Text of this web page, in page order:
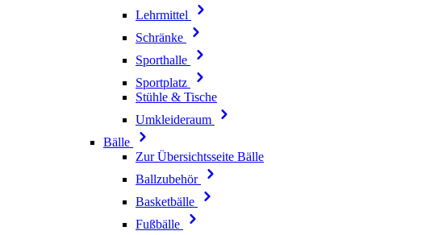
Lehrmittel
Schränke
Sporthalle
Sportplatz
Stühle & Tische
Umkleideraum
Bälle
Zur Übersichtsseite Bälle
Ballzubehör
Basketbälle
Fußbälle